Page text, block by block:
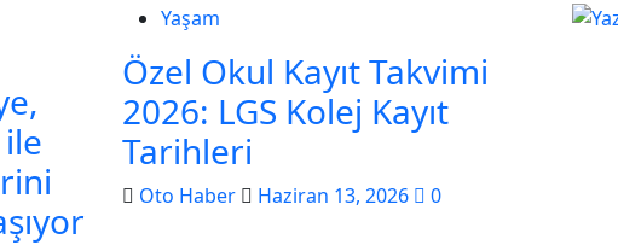
Yaşam
Özel Okul Kayıt Takvimi
2026: LGS Kolej Kayıt
Tarihleri
Oto Haber Haziran 13, 2026 0